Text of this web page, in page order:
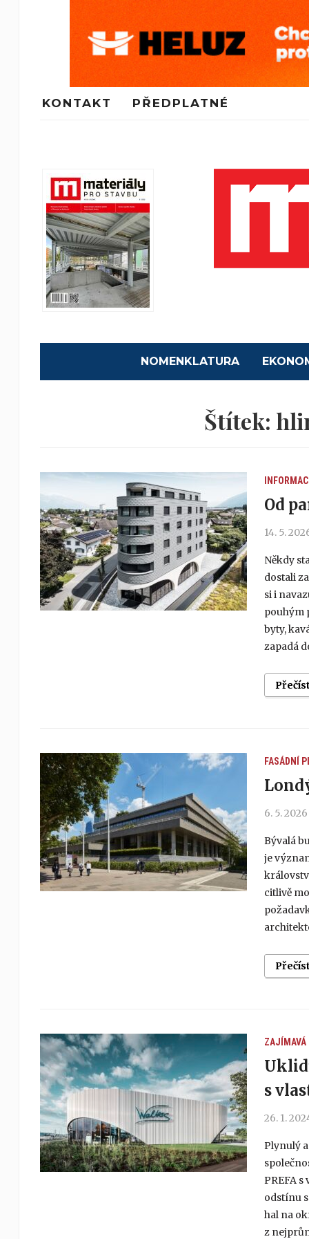
KONTAKT PŘEDPLATNÉ
NOMENKLATURA
Štítek:
Od
14. 5.
Někdy
dostali
si i
pouhým
byty,
zapadá
FASÁDNÍ
6. 5. 2026
Bývalá
je
citlivě
ZAJÍMAVÁ
s
26. 1.
Plynulý
PREFA
odstínu
hal na
z